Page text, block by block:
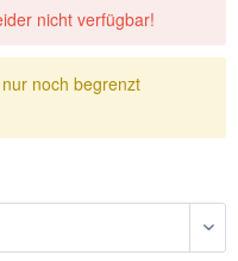
nicht verfügbar!
noch begrenzt